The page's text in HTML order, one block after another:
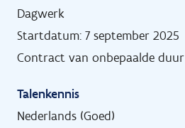
Dagwerk
Startdatum: 7 september 2025
Contract van onbepaalde duur
Talenkennis
Nederlands (Goed)